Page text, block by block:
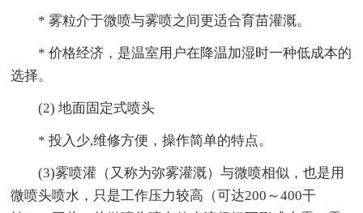
* 雾粒介于微喷与雾喷之间更适合育苗灌溉。
* 价格经济，是温室用户在降温加湿时一种低成本的
选择。
(2) 地面固定式喷头
* 投入少,维修方便，操作简单的特点。
(3)雾喷灌（又称为弥雾灌溉）与微喷相似，也是用
微喷头喷水，只是工作压力较高（可达200～400干